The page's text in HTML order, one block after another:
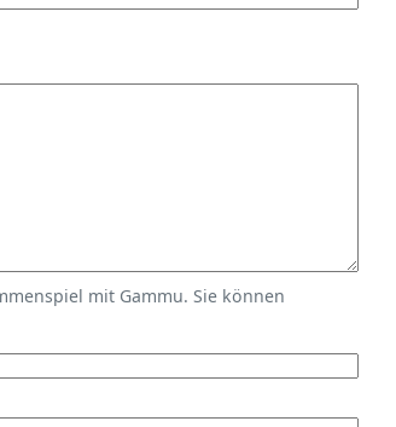
mit Gammu. Sie können